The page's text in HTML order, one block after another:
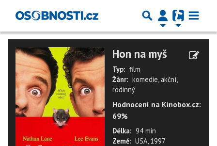
Hon na myš
Typ: film
Žánr: komedie, akční,
rodinný
Hodnocení na Kinobox.cz:
69%
Délka: 94 min
Země: USA, 1997